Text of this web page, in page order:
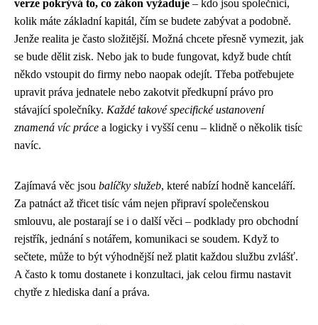
verze pokrývá to, co zákon vyžaduje – kdo jsou společníci,
kolik máte základní kapitál, čím se budete zabývat a podobně.
Jenže realita je často složitější. Možná chcete přesně vymezit, jak
se bude dělit zisk. Nebo jak to bude fungovat, když bude chtít
někdo vstoupit do firmy nebo naopak odejít. Třeba potřebujete
upravit práva jednatele nebo zakotvit předkupní právo pro
stávající společníky. Každé takové specifické ustanovení
znamená víc práce a logicky i vyšší cenu – klidně o několik tisíc
navíc.
Zajímavá věc jsou balíčky služeb, které nabízí hodně kanceláří.
Za patnáct až třicet tisíc vám nejen připraví společenskou
smlouvu, ale postarají se i o další věci – podklady pro obchodní
rejstřík, jednání s notářem, komunikaci se soudem. Když to
sečtete, může to být výhodnější než platit každou službu zvlášť.
A často k tomu dostanete i konzultaci, jak celou firmu nastavit
chytře z hlediska daní a práva.